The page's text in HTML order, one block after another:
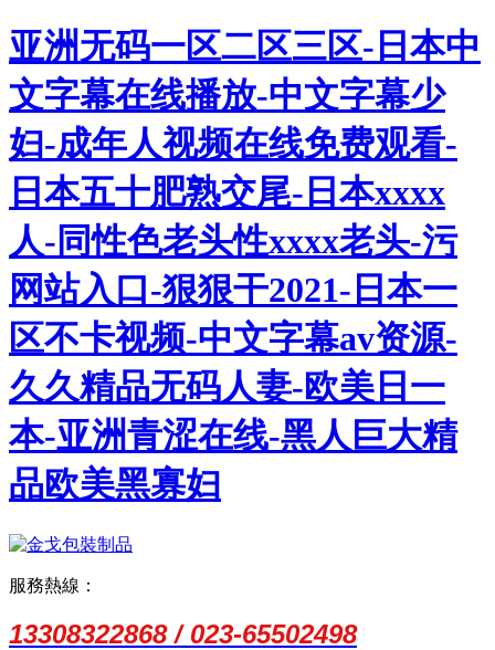
亚洲无码一区二区三区-日本中
文字幕在线播放-中文字幕少
妇-成年人视频在线免费观看-
日本五十肥熟交尾-日本xxxx
人-同性色老头性xxxx老头-污
网站入口-狠狠干2021-日本一
区不卡视频-中文字幕av资源-
久久精品无码人妻-欧美日一
本-亚洲青涩在线-黑人巨大精
品欧美黑寡妇
服務熱線：
13308322868 / 023-65502498